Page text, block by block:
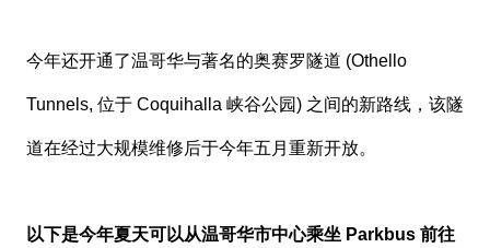
今年还开通了温哥华与著名的奥赛罗隧道 (Othello
Tunnels, 位于 Coquihalla 峡谷公园) 之间的新路线，该隧
道在经过大规模维修后于今年五月重新开放。
以下是今年夏天可以从温哥华市中心乘坐 Parkbus 前往